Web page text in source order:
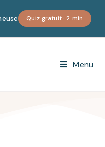
Quiz gratuit · 2 min
Menu